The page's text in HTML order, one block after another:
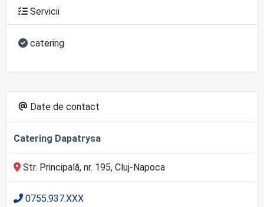
Servicii
catering
Date de contact
Catering Dapatrysa
Str. Principală, nr. 195, Cluj-Napoca
0755.937.XXX